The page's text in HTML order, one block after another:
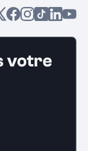
votre